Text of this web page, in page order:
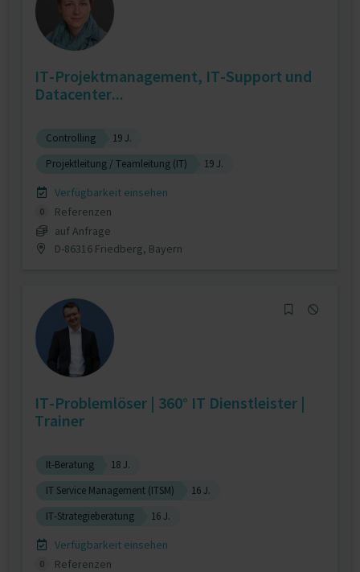
IT-Projektmanagement, IT-Support und
Datacenter...
Controlling
19 J.
Projektleitung / Teamleitung (IT)
19 J.
Verfügbarkeit einsehen
0
Referenzen
auf Anfrage
D-86316 Friedberg, Bayern
IT-Problemlöser | 360° IT Dienstleister |
Trainer
It-Beratung
18 J.
IT Service Management (ITSM)
16 J.
IT-Strategieberatung
16 J.
Verfügbarkeit einsehen
0
Referenzen